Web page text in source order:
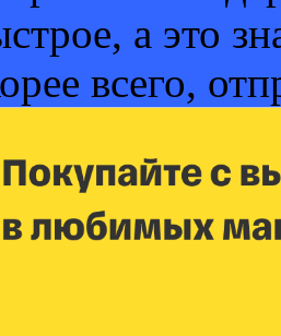
а это
всего,